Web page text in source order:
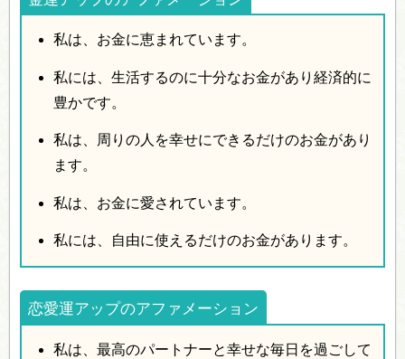
私は、お金に恵まれています。
私には、生活するのに十分なお金があり経済的に
豊かです。
私は、周りの人を幸せにできるだけのお金があり
ます。
私は、お金に愛されています。
私には、自由に使えるだけのお金があります。
恋愛運アップのアファメーション
私は、最高のパートナーと幸せな毎日を過ごして